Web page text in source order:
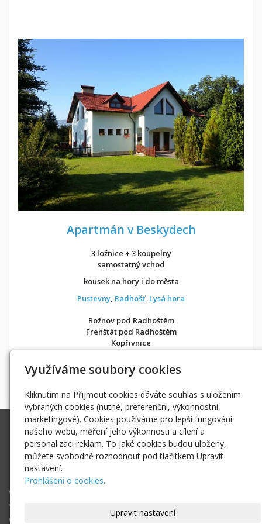
Apartmán v Beskydech
3 ložnice + 3 koupelny
samostatný vchod
kousek na hory i do města
Pustevny, Radhošť, Lysá hora
Rožnov pod Radhoštěm
Frenštát pod Radhoštěm
Kopřivnice
Možnost objednání ubytování také přesAirbnb
Ing. Radek Hoďák
Tichá 502, 742 74 Tichá
IČ: 18979661
radek@hodak.cz
Webové kamery
Vložte webkameru
O projektu webkamery online
Využíváme soubory cookies
Kliknutím na Přijmout cookies dáváte souhlas s uložením
vybraných cookies (nutné, preferenční, výkonnostní,
marketingové). Cookies používáme pro lepší fungování
našeho webu, měření jeho výkonnosti a cílení a
personalizaci reklam. To jaké cookies budou uloženy,
můžete svobodně rozhodnout pod tlačítkem Upravit
nastavení.
Prohlášení o cookies.
Upravit nastavení